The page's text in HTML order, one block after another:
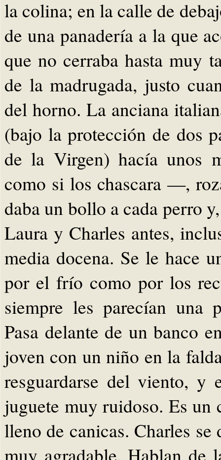
la colina; en la calle de
de una panadería a la que
que no cerraba hasta muy
de la madrugada, justo
del horno. La anciana
(bajo la protección de dos
de la Virgen) hacía unos
como si los chascara —,
daba un bollo a cada perro
Laura y Charles antes,
media docena. Se le hace
por el frío como por los
siempre les parecían una
Pasa delante de un banco
joven con un niño en la
resguardarse del viento, y
juguete muy ruidoso. Es un
lleno de canicas. Charles
muy agradable. Hablan de